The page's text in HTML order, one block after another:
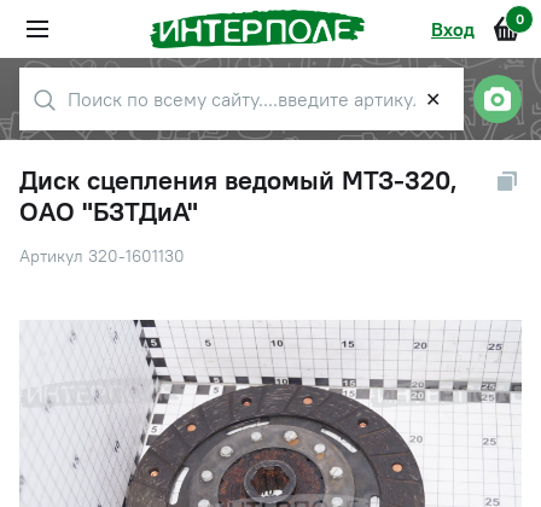
Вход 0
✕
Диск сцепления ведомый МТЗ-320,
ОАО "БЗТДиА"
Артикул 320-1601130